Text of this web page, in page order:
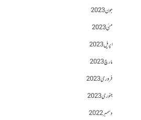
جون 2023
مئی 2023
اپریل 2023
مارچ 2023
فروری 2023
جنوری 2023
دسمبر 2022